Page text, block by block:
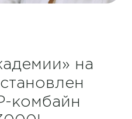
на
комбайн